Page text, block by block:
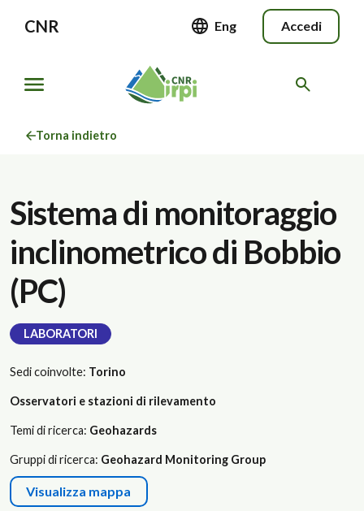
CNR Eng Accedi
Torna indietro
Sistema di monitoraggio
inclinometrico di Bobbio
(PC)
LABORATORI
Sedi coinvolte: Torino
Osservatori e stazioni di rilevamento
Temi di ricerca: Geohazards
Gruppi di ricerca: Geohazard Monitoring Group
Visualizza mappa